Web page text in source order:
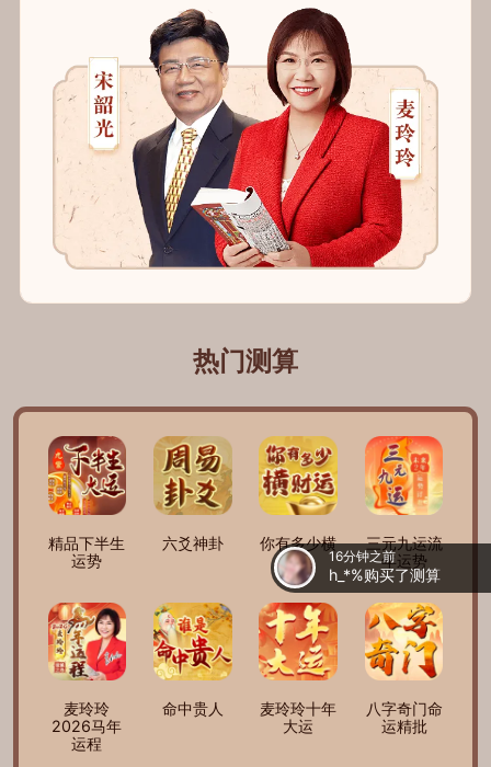
热门测算
精品下半生
运势
六爻神卦
你有多少横
财运
三元九运流
年运势
麦玲玲
2026马年
运程
命中贵人
麦玲玲十年
大运
八字奇门命
运精批
10分钟之前
5分钟之前
凡*凡🍀购买了测算
16分钟之前
3分钟之前
忘*初购买了测算
20分钟之前
ki*ko🦋购买了测算
8分钟之前
夏*天。购买了测算
9分钟之前
购买了测算
17分钟之前